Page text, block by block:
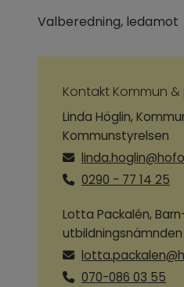
Valberedning, ledamot
Kontakt Kommun &
Linda Höglin,
Kommunstyrelsen
0290 - 77 14 25
Lotta Packalén,
utbildningsnämnden
070-086 03 55